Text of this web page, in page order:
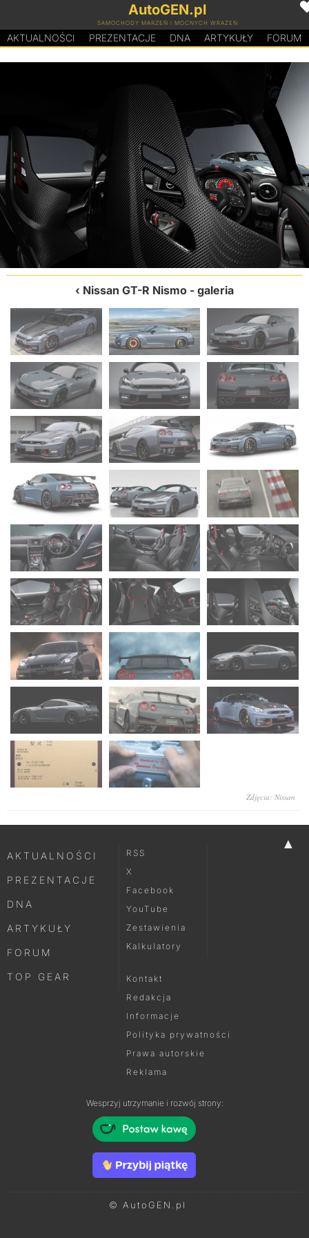
AutoGEN.pl
SAMOCHODY MARZEŃ I MOCNYCH WRAŻEŃ
AKTUALNOŚCI PREZENTACJE DNA ARTYKUŁY FORUM
Nissan GT-R Nismo - galeria
Zdjęcia: Nissan
▲
AKTUALNOŚCI
PREZENTACJE
DNA
ARTYKUŁY
FORUM
TOP GEAR
RSS
X
Facebook
YouTube
Zestawienia
Kalkulatory
Kontakt
Redakcja
Informacje
Polityka prywatności
Prawa autorskie
Reklama
Wesprzyj utrzymanie i rozwój strony:
© AutoGEN.pl